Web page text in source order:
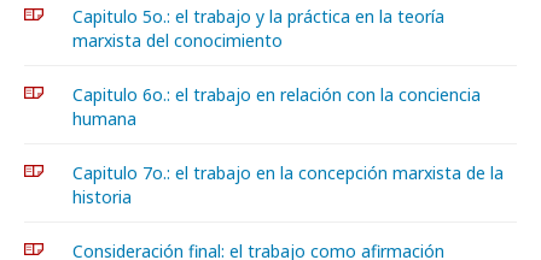
Capitulo 5o.: el trabajo y la práctica en la teoría
marxista del conocimiento
Capitulo 6o.: el trabajo en relación con la conciencia
humana
Capitulo 7o.: el trabajo en la concepción marxista de la
historia
Consideración final: el trabajo como afirmación